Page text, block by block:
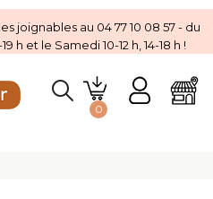
joignables au 04 77 10 08 57 - du
h et le Samedi 10-12 h, 14-18 h !
0